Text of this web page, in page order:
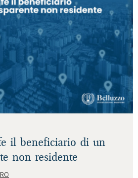
il beneficiario di un
non residente